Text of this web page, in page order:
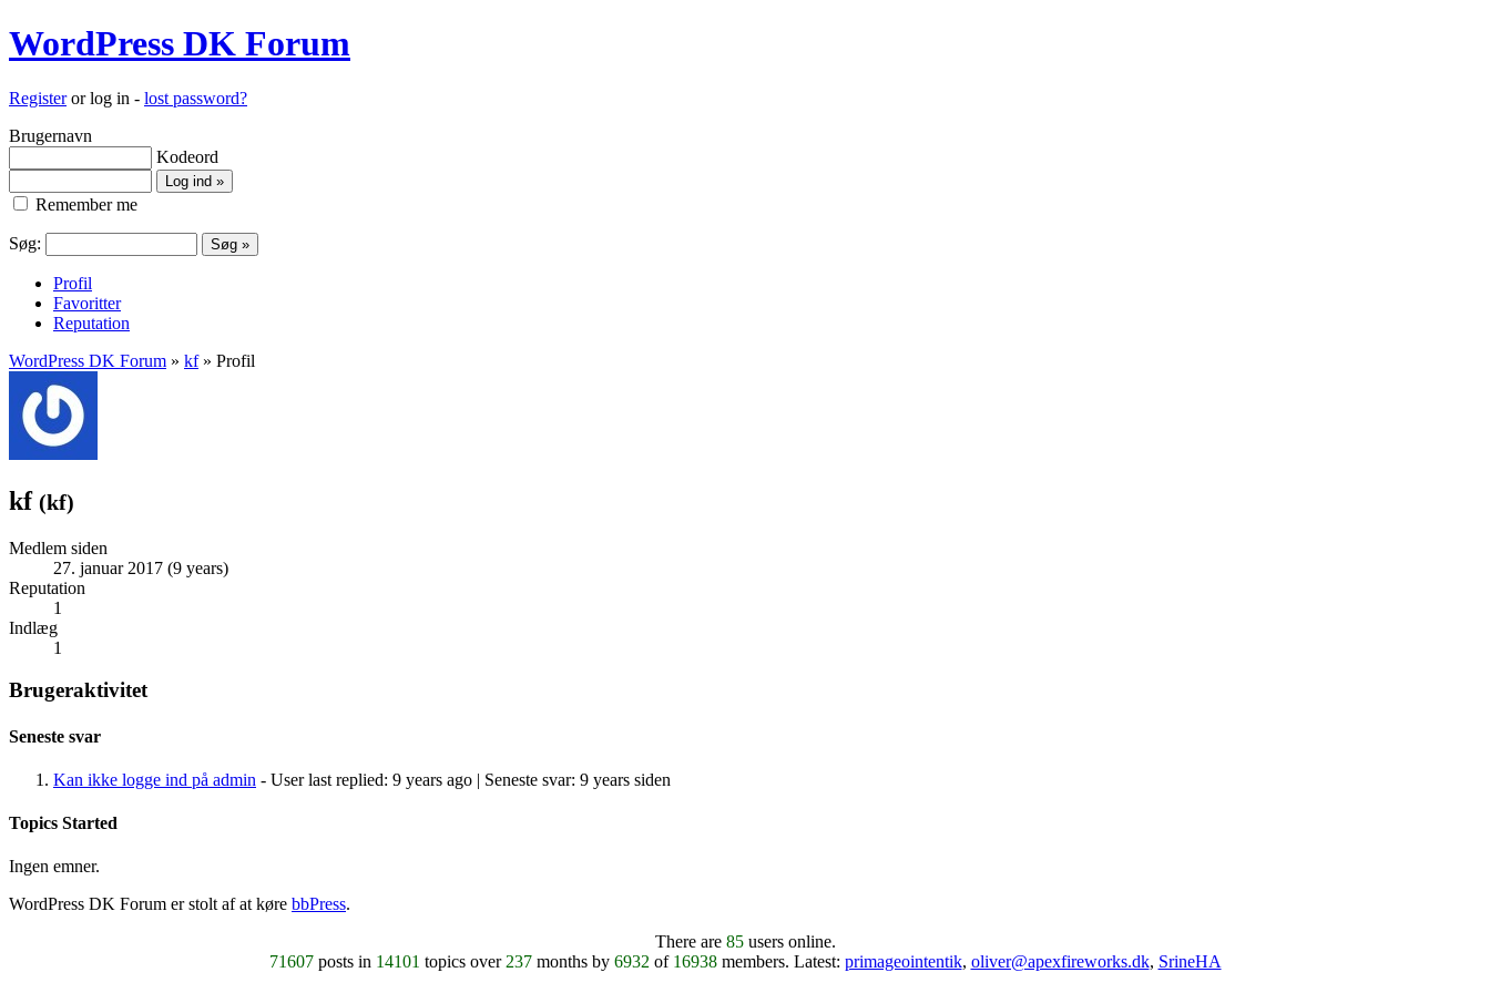
WordPress DK Forum
Registeror log in - lost password?
Brugernavn
Kodeord
Remember me
Søg:
Profil
Favoritter
Reputation
WordPress DK Forum » kf» Profil
kf (kf)
Medlem siden
27. januar 2017 (9 years)
Reputation
1
Indlæg
1
Brugeraktivitet
Seneste svar
Kan ikke logge ind på admin - User last replied: 9 years ago | Seneste svar: 9 years siden
Topics Started
Ingen emner.
WordPress DK Forum er stolt af at køre bbPress.
There are 85users online.
71607posts in 14101 topics over237months by 6932of 16938members. Latest: primageointentik, oliver@apexfireworks.dk, SrineHA